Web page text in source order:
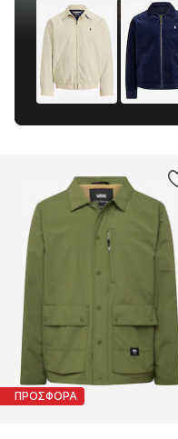
ΠΡΟΣΦΟΡΑ